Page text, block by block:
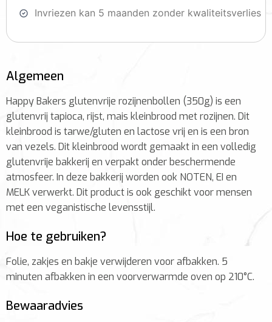
Algemeen
Happy Bakers glutenvrije rozijnenbollen (350g) is een
glutenvrij tapioca, rijst, mais kleinbrood met rozijnen. Dit
kleinbrood is tarwe/gluten en lactose vrij en is een bron
van vezels. Dit kleinbrood wordt gemaakt in een volledig
glutenvrije bakkerij en verpakt onder beschermende
atmosfeer. In deze bakkerij worden ook NOTEN, EI en
MELK verwerkt. Dit product is ook geschikt voor mensen
met een veganistische levensstijl.
Hoe te gebruiken?
Folie, zakjes en bakje verwijderen voor afbakken. 5
minuten afbakken in een voorverwarmde oven op 210°C.
Bewaaradvies
Invriezen kan 5 maanden zonder kwaliteitsverlies